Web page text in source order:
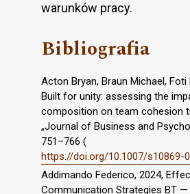
warunków pracy.
Bibliografia
Acton Bryan, Braun Michael, Foti
Built for unity: assessing the
composition on team cohesion
„Journal of Business and
751–766 (
https://doi.org/10.1007/s10869-
Addimando Federico, 2024,
Communication Strategies BT —